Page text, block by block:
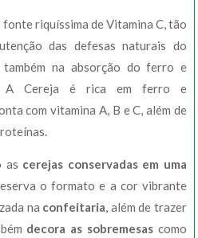
fonte riquíssima de Vitamina C, tão
das defesas naturais do
na absorção do ferro e
A Cereja é rica em ferro e
com vitamina A, B e C, além de
as cerejas conservadas em uma
o formato e a cor vibrante
na confeitaria , além de trazer
decora as sobremesas como